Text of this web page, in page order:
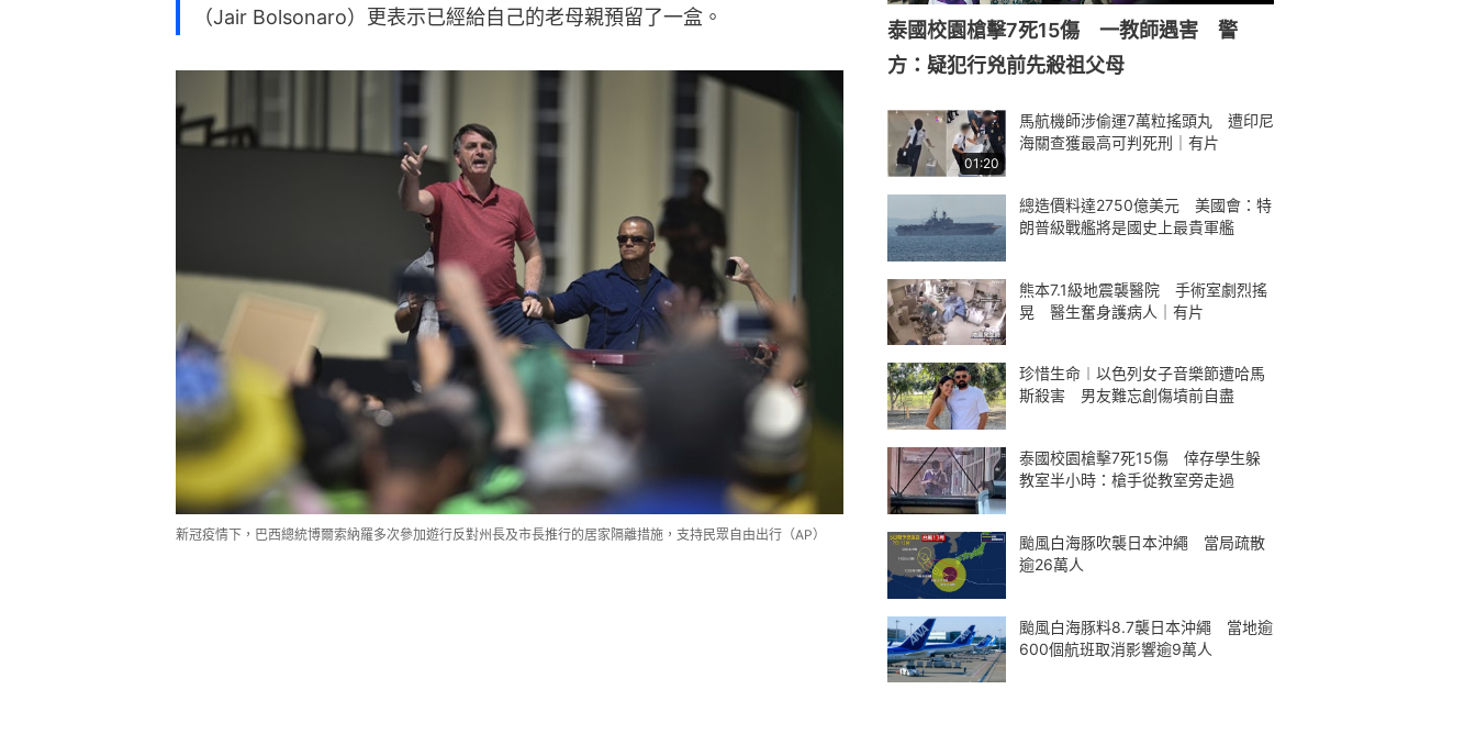
（Jair Bolsonaro）更表示已經給自己的老母親預留了一盒。
新冠疫情下，巴西總統博爾索納羅多次參加遊行反對州長及市長推行的居家隔離措施，支持民眾自由出行（AP）
泰國校園槍擊7死15傷 一教師遇害 警
方：疑犯行兇前先殺祖父母
01:20
馬航機師涉偷運7萬粒搖頭丸 遭印尼
海關查獲最高可判死刑｜有片
總造價料達2750億美元 美國會：特
朗普級戰艦將是國史上最貴軍艦
熊本7.1級地震襲醫院 手術室劇烈搖
晃 醫生奮身護病人｜有片
珍惜生命︱以色列女子音樂節遭哈馬
斯殺害 男友難忘創傷墳前自盡
泰國校園槍擊7死15傷 倖存學生躲
教室半小時：槍手從教室旁走過
颱風白海豚吹襲日本沖繩 當局疏散
逾26萬人
颱風白海豚料8.7襲日本沖繩 當地逾
600個航班取消影響逾9萬人